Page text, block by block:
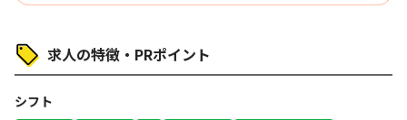
求人の特徴・PRポイント
シフト